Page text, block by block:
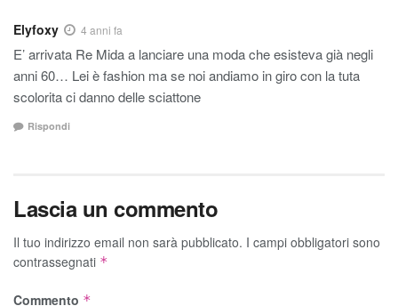
Elyfoxy 4 anni fa
E’ arrivata Re Mida a lanciare una moda che esisteva già negli
anni 60… Lei è fashion ma se noi andiamo in giro con la tuta
scolorita ci danno delle sciattone
Rispondi
Lascia un commento
Il tuo indirizzo email non sarà pubblicato. I campi obbligatori sono
contrassegnati *
Commento *